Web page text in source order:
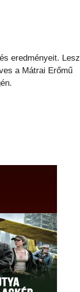
eredményeit. Lesz
a Mátrai Erőmű